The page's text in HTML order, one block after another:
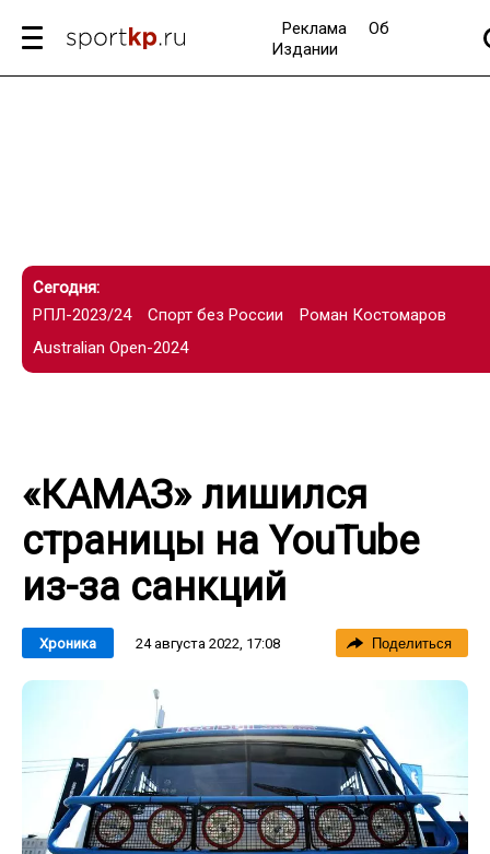
Реклама
Об
Издании
Сегодня:
РПЛ-2023/24
Спорт без России
Роман Костомаров
Australian Open-2024
«КАМАЗ» лишился
страницы на YouTube
из-за санкций
Хроника 24 августа 2022, 17:08 Поделиться